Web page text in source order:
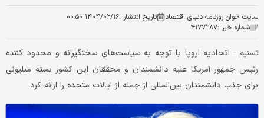
سایت خوان روزنامه دنیای اقتصاد تاریخ انتشار :۱۴۰۴/۰۲/۱۶ ۰۰:۵۰
شماره خبر :۴۱۷۷۲۸۷
تسنیم : اتحادیه اروپا با توجه به سیاست‌های سختگیرانه و محدود کننده
رئیس جمهور آمریکا علیه دانشمندان و محققان این کشور بسته میلیونی
برای جذب دانشمندان بین‌المللی از جمله از ایالات متحده را ارائه کرد.